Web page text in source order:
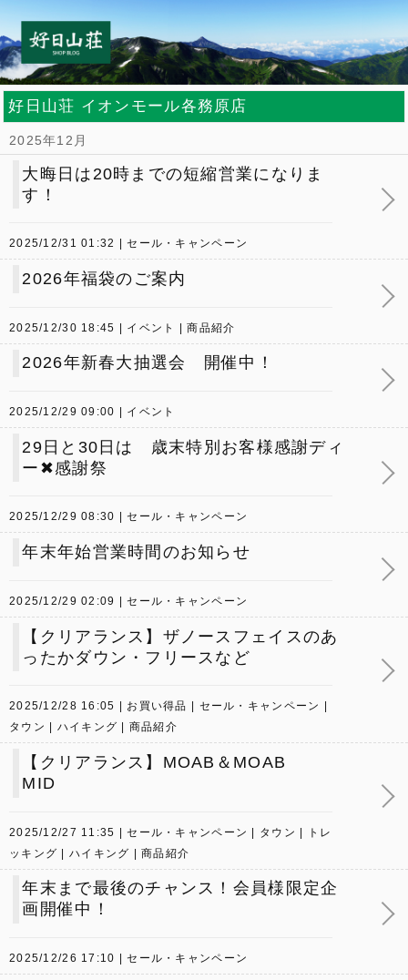
好日山荘 イオンモール各務原店
2025年12月
大晦日は20時までの短縮営業になりま
す！
2025/12/31 01:32 セール・キャンペーン
2026年福袋のご案内
2025/12/30 18:45 イベント 商品紹介
2026年新春大抽選会 開催中！
2025/12/29 09:00 イベント
29日と30日は 歳末特別お客様感謝ディ
ー✖感謝祭
2025/12/29 08:30 セール・キャンペーン
年末年始営業時間のお知らせ
2025/12/29 02:09 セール・キャンペーン
【クリアランス】ザノースフェイスのあ
ったかダウン・フリースなど
2025/12/28 16:05 お買い得品
セール・キャンペーン
タウン
ハイキング 商品紹介
【クリアランス】MOAB＆MOAB
MID
2025/12/27 11:35 セール・キャンペーン タウン
トレ
ッキング
ハイキング 商品紹介
年末まで最後のチャンス！会員様限定企
画開催中！
2025/12/26 17:10 セール・キャンペーン